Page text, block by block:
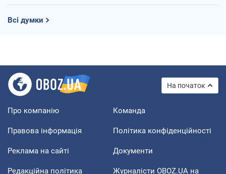
Всі думки
На початок
Про компанію Команда
Правова інформація Політика конфіденційності
Реклама на сайті Документи
Редакційна політика
Журналісти OBOZ.UA на